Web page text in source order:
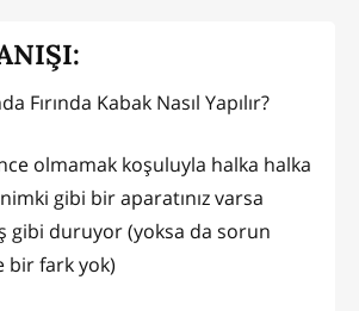
Fırında Kabak Nasıl Yapılır?
olmamak koşuluyla halka halka
gibi bir aparatınız varsa
gibi duruyor (yoksa da sorun
bir fark yok)